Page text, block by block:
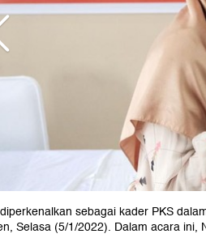
sebagai kader PKS
Selasa (5/1/2022). Dalam acara ini,